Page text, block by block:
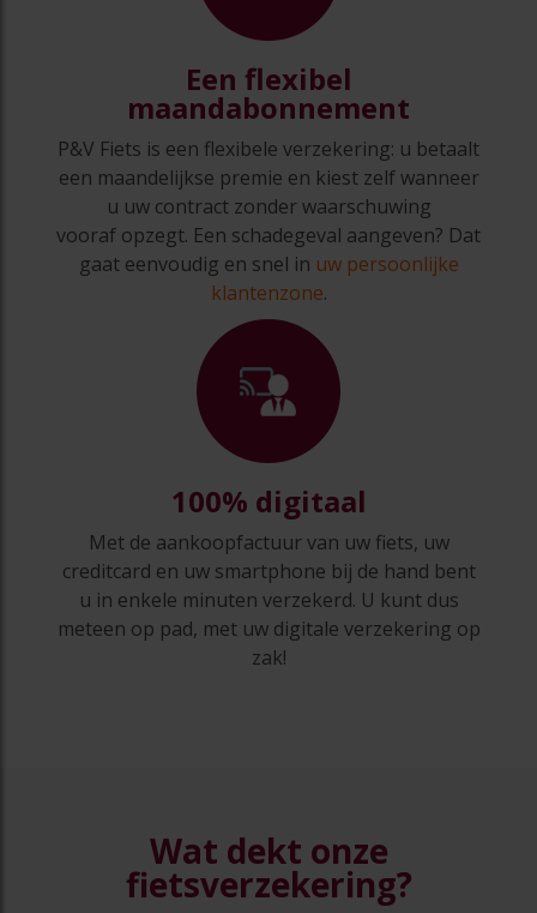
Een flexibel
maandabonnement
P&V Fiets is een flexibele verzekering: u betaalt
een maandelijkse premie en kiest zelf wanneer
u uw contract zonder waarschuwing
vooraf opzegt. Een schadegeval aangeven? Dat
gaat eenvoudig en snel in uw persoonlijke
klantenzone.
100% digitaal
Met de aankoopfactuur van uw fiets, uw
creditcard en uw smartphone bij de hand bent
u in enkele minuten verzekerd. U kunt dus
meteen op pad, met uw digitale verzekering op
zak!
Wat dekt onze
fietsverzekering?